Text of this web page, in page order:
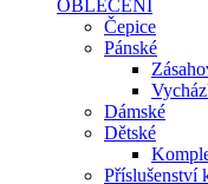
OBLEČENÍ
Čepice
Pánské
Dámské
Dětské
Příslušenství